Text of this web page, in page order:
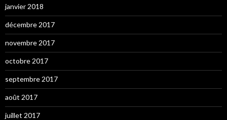
janvier 2018
décembre 2017
novembre 2017
octobre 2017
septembre 2017
août 2017
juillet 2017